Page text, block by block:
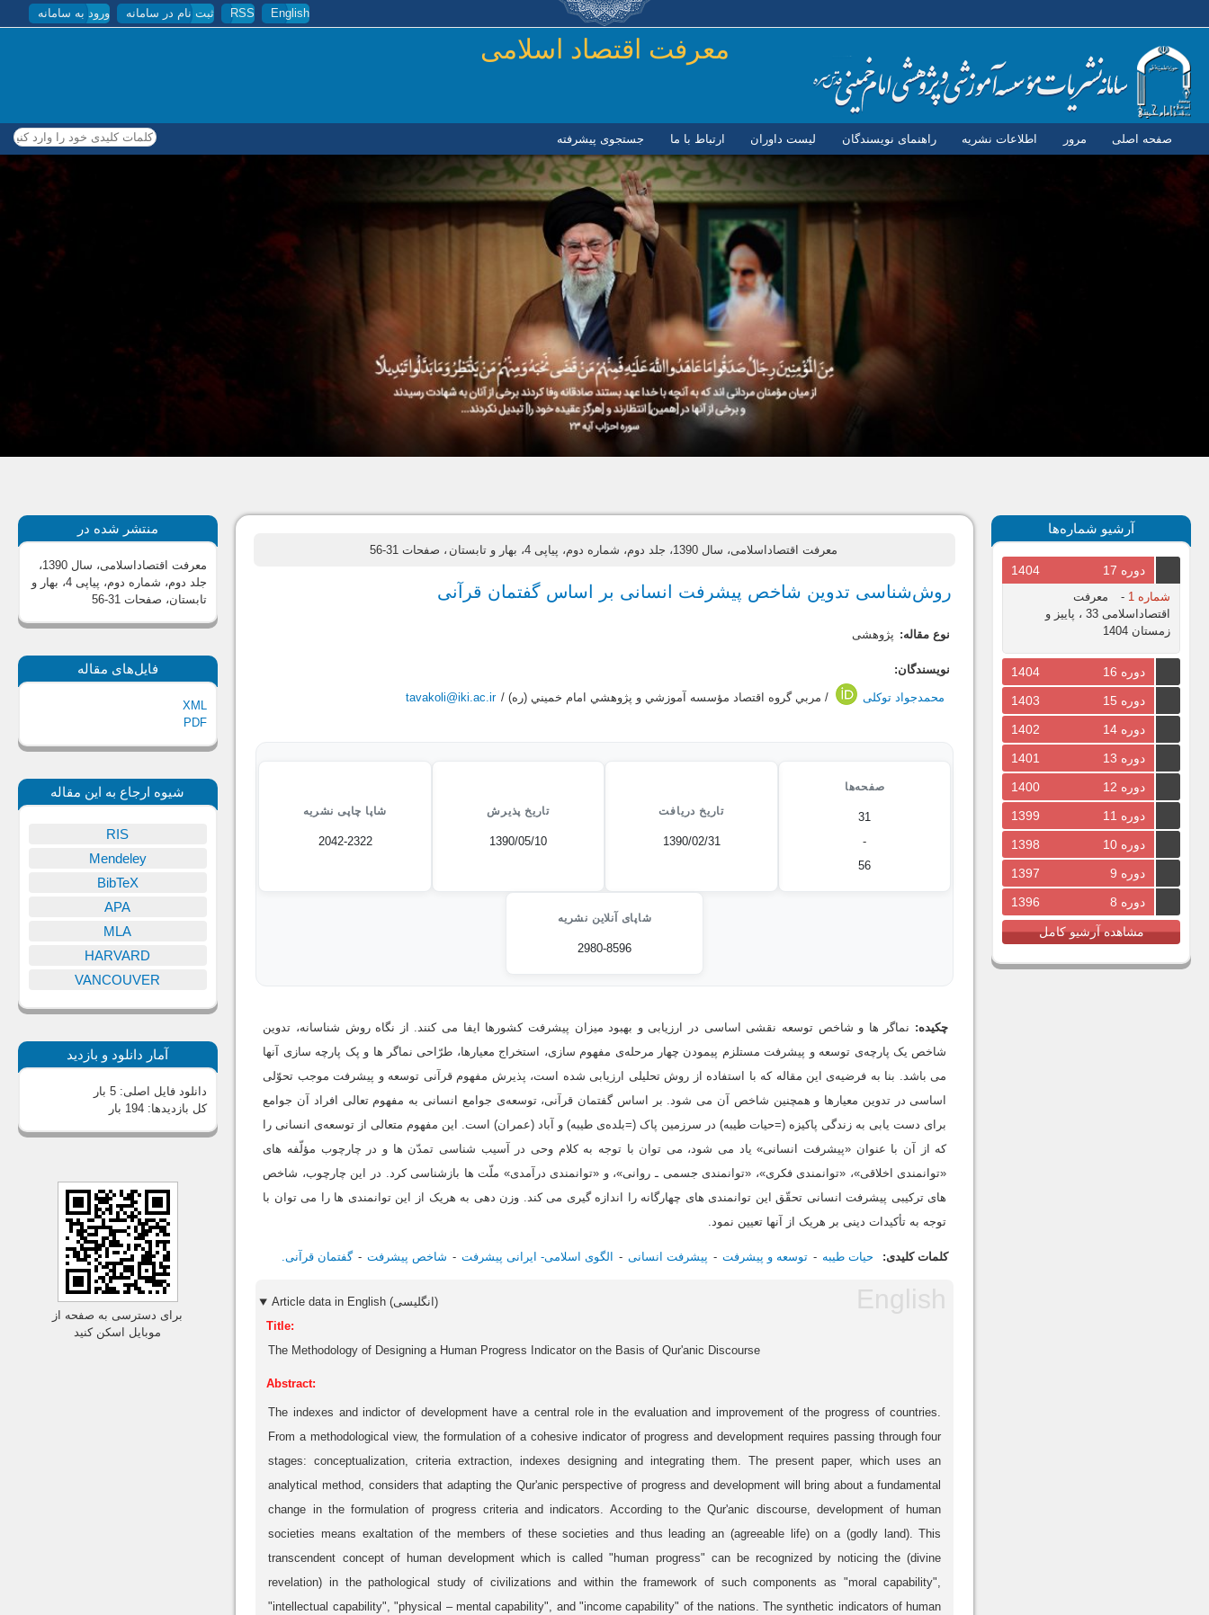
رفتن به محتوای اصلی English
RSS ثبت نام در سامانه ورود به سامانه
معرفت اقتصاد اسلامی
صفحه اصلی مرور اطلاعات نشریه راهنمای نویسندگان لیست داوران ارتباط با ما جستجوی پیشرفته کلمات کلیدی خود را وارد کنید
آرشیو شماره‌ها
دوره 17 1404
شماره 1 -
معرفت
اقتصاداسلامی 33 ، پاییز و
زمستان 1404
دوره 16
1404
دوره 15
1403
دوره 14
1402
دوره 13
1401
دوره 12
1400
دوره 11
1399
دوره 10
1398
دوره 9
1397
دوره 8
1396
مشاهده آرشیو کامل
معرفت اقتصاداسلامی، سال 1390، جلد دوم، شماره دوم، پیاپی 4، بهار و تابستان ، صفحات 31-56
روش‌شناسی تدوین شاخص پیشرفت انسانی بر اساس گفتمان قرآنی
نوع مقاله: پژوهشی
نویسندگان:
محمدجواد توکلی / مربي گروه اقتصاد مؤسسه آموزشي و پژوهشي امام خميني (ره) / tavakoli@iki.ac.ir
صفحه‌ها
31
-
56
تاریخ دریافت
1390/02/31
تاریخ پذیرش
1390/05/10
شاپا چاپی نشریه
2042-2322
شاپای آنلاین نشریه
2980-8596
چکیده: نماگر ها و شاخص توسعه نقشی اساسی در ارزیابی و بهبود میزان پیشرفت کشورها ایفا می کنند. از نگاه روش شناسانه، تدوین
شاخص یک پارچه‌ی توسعه و پیشرفت مستلزم پیمودن چهار مرحله‌ی مفهوم سازی، استخراج معیارها، طرّاحی نماگر ها و پک پارچه سازی آنها
می باشد. بنا به فرضیه‌ی این مقاله که با استفاده از روش تحلیلی ارزیابی شده است، پذیرش مفهوم قرآنی توسعه و پیشرفت موجب تحوّلی
اساسی در تدوین معیارها و همچنین شاخص آن می شود. بر اساس گفتمان قرآنی، توسعه‌ی جوامع انسانی به مفهوم تعالی افراد آن جوامع
برای دست یابی به زندگی پاکیزه (=حیات طیبه) در سرزمین پاک (=بلده‌ی طیبه) و آباد (عمران) است. این مفهوم متعالی از توسعه‌ی انسانی را
که از آن با عنوان «پیشرفت انسانی» یاد می شود، می توان با توجه به کلام وحی در آسیب شناسی تمدّن ها و در چارچوب مؤلّفه های
«توانمندی اخلاقی»، «توانمندی فکری»، «توانمندی جسمی ـ روانی»، و «توانمندی درآمدی» ملّت ها بازشناسی کرد. در این چارچوب، شاخص
های ترکیبی پیشرفت انسانی تحقّق این توانمندی های چهارگانه را اندازه گیری می کند. وزن دهی به هریک از این توانمندی ها را می توان با
توجه به تأکیدات دینی بر هریک از آنها تعیین نمود.
کلمات کلیدی: حیات طیبه توسعه و پیشرفت پیشرفت انسانی الگوی اسلامی- ایرانی پیشرفت شاخص پیشرفت گفتمان قرآنی.
Article data in English (انگلیسی)
Title:
The Methodology of Designing a Human Progress Indicator on the Basis of Qur'anic Discourse
Abstract:
The indexes and indictor of development have a central role in the evaluation and improvement of the progress of countries.
From a methodological view, the formulation of a cohesive indicator of progress and development requires passing through four
stages: conceptualization, criteria extraction, indexes designing and integrating them. The present paper, which uses an
analytical method, considers that adapting the Qur'anic perspective of progress and development will bring about a fundamental
change in the formulation of progress criteria and indicators. According to the Qur'anic discourse, development of human
societies means exaltation of the members of these societies and thus leading an (agreeable life) on a (godly land). This
transcendent concept of human development which is called "human progress" can be recognized by noticing the (divine
revelation) in the pathological study of civilizations and within the framework of such components as "moral capability",
"intellectual capability", "physical – mental capability", and "income capability" of the nations. The synthetic indicators of human
منتشر شده در
معرفت اقتصاداسلامی، سال 1390،
جلد دوم، شماره دوم، پیاپی 4، بهار و
تابستان، صفحات 31-56
فایل‌های مقاله
XML
PDF
شیوه ارجاع به این مقاله
RIS
Mendeley
BibTeX
APA
MLA
HARVARD
VANCOUVER
آمار دانلود و بازدید
دانلود فایل اصلی:5 بار
کل بازدیدها:194 بار
برای دسترسی به صفحه از
موبایل اسکن کنید